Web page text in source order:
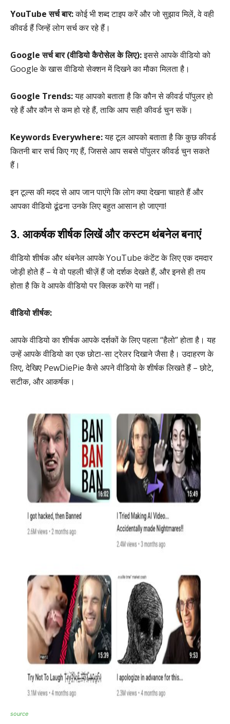
YouTube सर्च बार:कोई भी शब्द टाइप करें और जो सुझाव मिलें, वे वही
कीवर्ड हैं जिन्हें लोग सर्च कर रहे हैं।
Google सर्च बार (वीडियो कैरोसेल के लिए):इससे आपके वीडियो को
Google के खास वीडियो सेक्शन में दिखने का मौका मिलता है।
Google Trends:यह आपको बताता है कि कौन से कीवर्ड पॉपुलर हो
रहे हैं और कौन से कम हो रहे हैं, ताकि आप सही कीवर्ड चुन सकें।
Keywords Everywhere:यह टूल आपको बताता है कि कुछ कीवर्ड
कितनी बार सर्च किए गए हैं, जिससे आप सबसे पॉपुलर कीवर्ड चुन सकते
हैं।
इन टूल्स की मदद से आप जान पाएंगे कि लोग क्या देखना चाहते हैं और
आपका वीडियो ढूंढना उनके लिए बहुत आसान हो जाएगा!
3. आकर्षक शीर्षक लिखें और कस्टम थंबनेल बनाएं
वीडियो शीर्षक और थंबनेल आपके YouTube कंटेंट के लिए एक दमदार
जोड़ी होते हैं – ये वो पहली चीज़ें हैं जो दर्शक देखते हैं, और इनसे ही तय
होता है कि वे आपके वीडियो पर क्लिक करेंगे या नहीं।
वीडियो शीर्षक:
आपके वीडियो का शीर्षक आपके दर्शकों के लिए पहला “हैलो” होता है। यह
उन्हें आपके वीडियो का एक छोटा-सा ट्रेलर दिखाने जैसा है। उदाहरण के
लिए, देखिए PewDiePie कैसे अपने वीडियो के शीर्षक लिखते हैं – छोटे,
सटीक, और आकर्षक।
source